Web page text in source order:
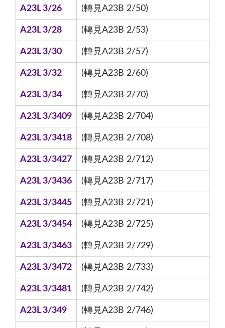
A23L 3/26 (轉見A23B 2/50)
A23L 3/28 (轉見A23B 2/53)
A23L 3/30 (轉見A23B 2/57)
A23L 3/32 (轉見A23B 2/60)
A23L 3/34 (轉見A23B 2/70)
A23L 3/3409 (轉見A23B 2/704)
A23L 3/3418 (轉見A23B 2/708)
A23L 3/3427 (轉見A23B 2/712)
A23L 3/3436 (轉見A23B 2/717)
A23L 3/3445 (轉見A23B 2/721)
A23L 3/3454 (轉見A23B 2/725)
A23L 3/3463 (轉見A23B 2/729)
A23L 3/3472 (轉見A23B 2/733)
A23L 3/3481 (轉見A23B 2/742)
A23L 3/349 (轉見A23B 2/746)